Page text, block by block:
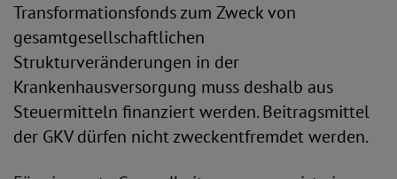
Transformationsfonds zum Zweck von
gesamtgesellschaftlichen
Strukturveränderungen in der
Krankenhausversorgung muss deshalb aus
Steuermitteln finanziert werden. Beitragsmittel
der GKV dürfen nicht zweckentfremdet werden.